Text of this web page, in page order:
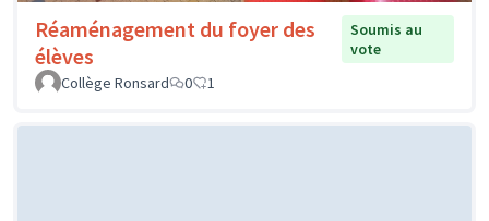
Réaménagement du foyer des
élèves
Soumis au
vote
Collège Ronsard
0 1